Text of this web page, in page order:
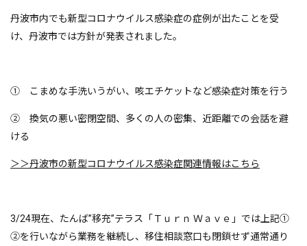
丹波市内でも新型コロナウイルス感染症の症例が出たことを受
け、丹波市では方針が発表されました。
① こまめな手洗いうがい、咳エチケットなど感染症対策を行う
② 換気の悪い密閉空間、多くの人の密集、近距離での会話を避
ける
＞＞丹波市の新型コロナウイルス感染症関連情報はこちら
3/24現在、たんば”移充”テラス「Ｔｕｒｎ Ｗａｖｅ」では上記①
②を行いながら業務を継続し、移住相談窓口も閉鎖せず通常通り